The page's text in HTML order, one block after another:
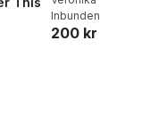
Inbunden
200 kr